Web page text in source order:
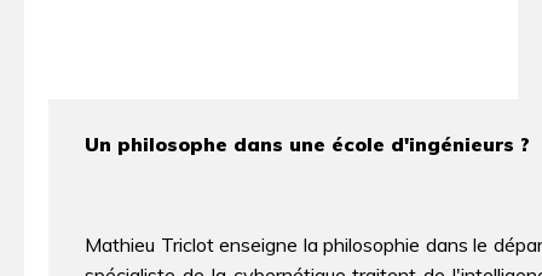
Un philosophe dans une école d'ingénieurs ?
Mathieu Triclot enseigne la philosophie dans le